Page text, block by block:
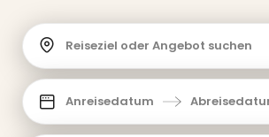
Reiseziel oder Angebot suchen
Anreisedatum